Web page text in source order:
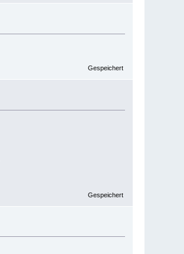
Gespeichert
Gespeichert